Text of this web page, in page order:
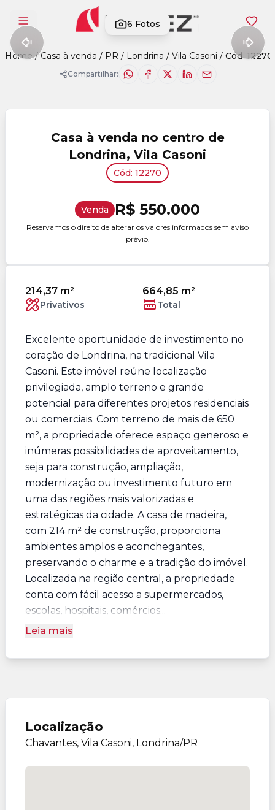
Abrir menu 6 Fotos
Home / Casa à venda / PR / Londrina / Vila Casoni / Cód. 12270
Compartilhar:
Casa à venda no centro de
Londrina, Vila Casoni
Cód: 12270
Venda R$ 550.000
Reservamos o direito de alterar os valores informados sem aviso
prévio.
214,37 m²
Privativos
664,85 m²
Total
Excelente oportunidade de investimento no
coração de Londrina, na tradicional Vila
Casoni. Este imóvel reúne localização
privilegiada, amplo terreno e grande
potencial para diferentes projetos residenciais
ou comerciais. Com terreno de mais de 650
m², a propriedade oferece espaço generoso e
inúmeras possibilidades de aproveitamento,
seja para construção, ampliação,
modernização ou investimento futuro em
uma das regiões mais valorizadas e
estratégicas da cidade. A casa de madeira,
com 214 m² de construção, proporciona
ambientes amplos e aconchegantes,
preservando o charme e a tradição do imóvel.
Localizada na região central, a propriedade
conta com fácil acesso a supermercados,
escolas, hospitais, comércios...
Leia mais
Localização
Chavantes, Vila Casoni, Londrina/PR